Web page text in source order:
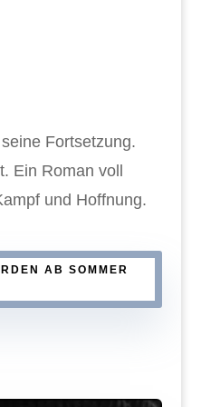
Fortsetzung.
Ein Roman voll
und Hoffnung.
AB SOMMER